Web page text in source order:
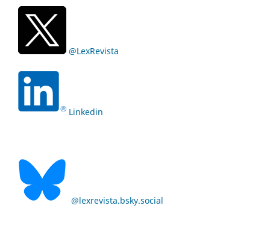
@LexRevista
Linkedin
@lexrevista.bsky.social